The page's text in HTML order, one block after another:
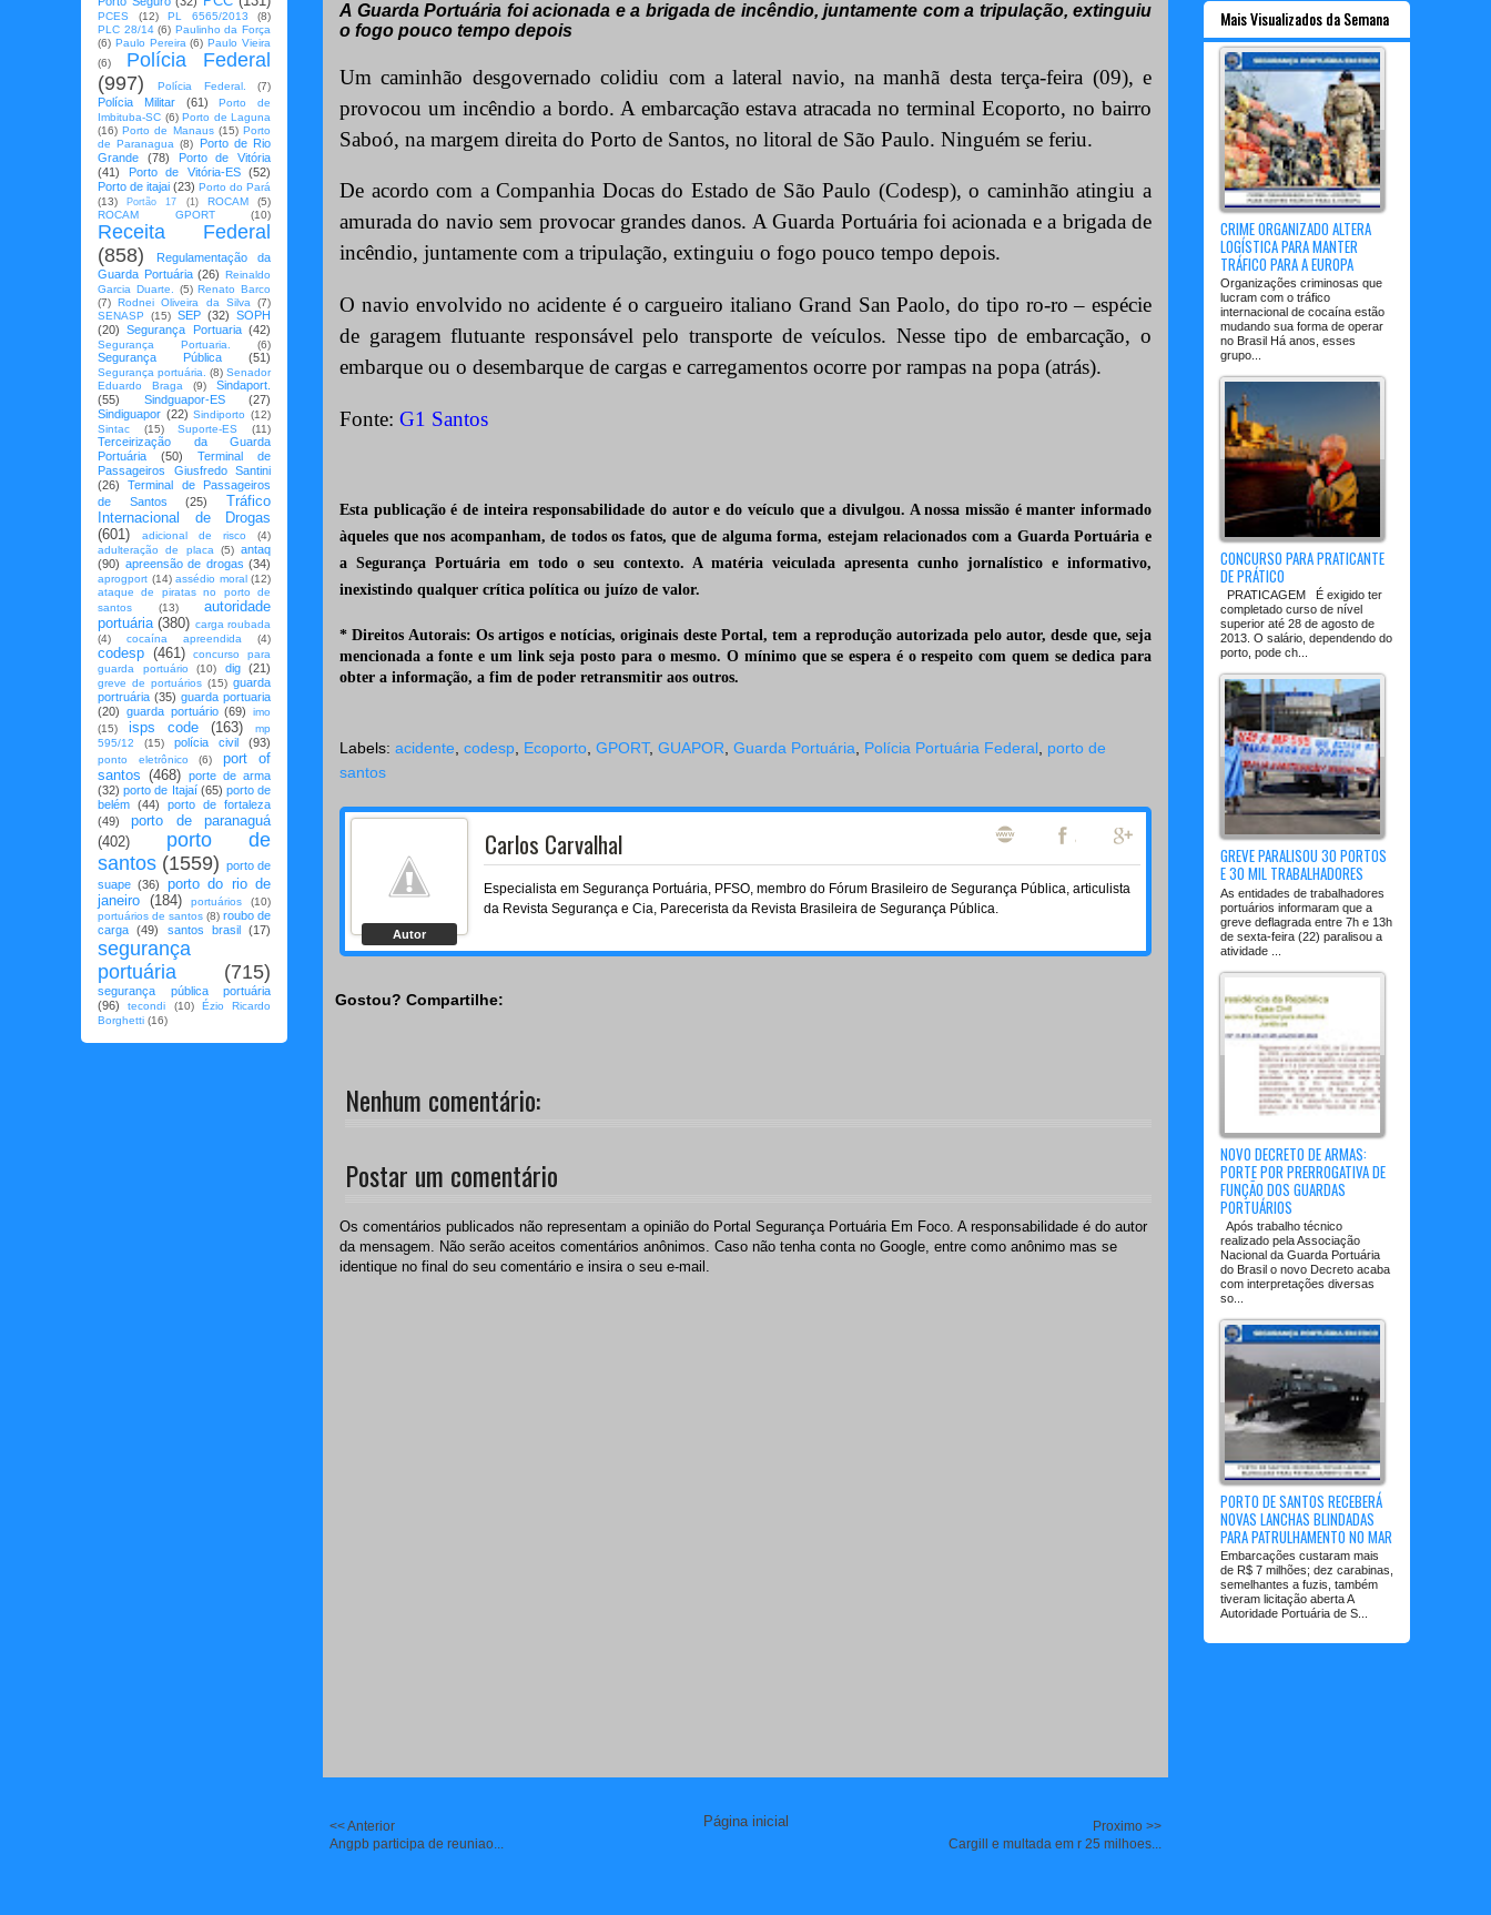
A Guarda Portuária foi acionada e a brigada de incêndio, juntamente com a tripulação, extinguiu
o fogo pouco tempo depois
Um caminhão desgovernado colidiu com a lateral navio, na manhã desta terça-feira (09), e
provocou um incêndio a bordo. A embarcação estava atracada no terminal Ecoporto, no bairro
Saboó, na margem direita do Porto de Santos, no litoral de São Paulo. Ninguém se feriu.
De acordo com a Companhia Docas do Estado de São Paulo (Codesp), o caminhão atingiu a
amurada do navio sem provocar grandes danos. A Guarda Portuária foi acionada e a brigada de
incêndio, juntamente com a tripulação, extinguiu o fogo pouco tempo depois.
O navio envolvido no acidente é o cargueiro italiano Grand San Paolo, do tipo ro-ro – espécie
de garagem flutuante responsável pelo transporte de veículos. Nesse tipo de embarcação, o
embarque ou o desembarque de cargas e carregamentos ocorre por rampas na popa (atrás).
Fonte: G1 Santos
Esta publicação é de inteira responsabilidade do autor e do veículo que a divulgou. A nossa missão é manter informado
àqueles que nos acompanham, de todos os fatos, que de alguma forma, estejam relacionados com a Guarda Portuária e
a Segurança Portuária em todo o seu contexto. A matéria veiculada apresenta cunho jornalístico e informativo,
inexistindo qualquer crítica política ou juízo de valor.
* Direitos Autorais: Os artigos e notícias, originais deste Portal, tem a reprodução autorizada pelo autor, desde que, seja
mencionada a fonte e um link seja posto para o mesmo. O mínimo que se espera é o respeito com quem se dedica para
obter a informação, a fim de poder retransmitir aos outros.
Labels: acidente codesp Ecoporto GPORT, GUAPOR Guarda Portuária Polícia Portuária Federal porto de
santos
Autor
Carlos Carvalhal
Especialista em Segurança Portuária, PFSO, membro do Fórum Brasileiro de Segurança Pública, articulista
da Revista Segurança e Cia, Parecerista da Revista Brasileira de Segurança Pública.
Gostou? Compartilhe:
Nenhum comentário:
Postar um comentário
Os comentários publicados não representam a opinião do Portal Segurança Portuária Em Foco. A responsabilidade é do autor
da mensagem. Não serão aceitos comentários anônimos. Caso não tenha conta no Google, entre como anônimo mas se
identique no final do seu comentário e insira o seu e-mail.
<< Anterior
Angpb participa de reuniao...
Proximo >>
Cargill e multada em r 25 milhoes...
Página inicial
PCES (12) PL 6565/2013
(8)
PLC 28/14 (6) Paulinho da Força
(6) Paulo Pereira (6) Paulo Vieira
(6)
Polícia Federal
(997)
Polícia Federal. (7)
Polícia Militar (61)
Porto de
Imbituba-SC (6) Porto de Laguna
(16) Porto de Manaus (15) Porto
de Paranagua (8)
Porto de Rio
Grande
(78)
Porto de Vitória
(41)
Porto de Vitória-ES
(52)
Porto de itajai (23) Porto do Pará
(13)
Portão 17 (1) ROCAM
(5)
ROCAM GPORT
(10)
Receita Federal
(858)
Regulamentação da
Guarda Portuária (26) Reinaldo
Garcia Duarte.
(5) Renato Barco
(7) Rodnei Oliveira da Silva
(7)
SENASP
(15) SEP (32) SOPH
(20)
Segurança Portuaria (42)
Segurança Portuaria. (6)
Segurança Pública (51)
Segurança portuária. (8) Senador
Eduardo Braga
(9)
Sindaport.
(55)
Sindguapor-ES
(27)
Sindiguapor (22) Sindiporto (12)
Sintac
(15) Suporte-ES (11)
Terceirização da Guarda
Portuária
(50)
Terminal de
Passageiros Giusfredo Santini
(26)
Terminal de Passageiros
de Santos
(25)
Tráfico
Internacional de Drogas
(601)
adicional de risco
(4)
adulteração de placa
(5) antaq
(90) apreensão de drogas (34)
aprogport (14) assédio moral (12)
ataque de piratas no porto de
santos
(13)
autoridade
portuária (380) carga roubada
(4)
cocaína apreendida (4)
codesp (461)
concurso para
guarda portuário
(10) dig (21)
greve de portuários (15) guarda
portruária (35) guarda portuaria
(20) guarda portuário (69)
imo
(15)
isps code (163)
mp
595/12
(15) polícia civil (93)
ponto eletrônico (6)
port of
santos (468) porte de arma
(32) porto de Itajaí (65) porto de
belém (44)
porto de fortaleza
(49)
porto de paranaguá
(402)
porto de
santos (1559) porto de
suape (36)
porto do rio de
janeiro (184) portuários
(10)
portuários de santos (8) roubo de
carga
(49) santos brasil (17)
segurança
portuária
(715)
segurança pública portuária
(96)
tecondi (10)
Ézio Ricardo
Borghetti (16)
Mais Visualizados da Semana
CRIME ORGANIZADO ALTERA
LOGÍSTICA PARA MANTER
TRÁFICO PARA A EUROPA
Organizações criminosas que
lucram com o tráfico
internacional de cocaína estão
mudando sua forma de operar
no Brasil Há anos, esses
grupo...
CONCURSO PARA PRATICANTE
DE PRÁTICO
PRATICAGEM É exigido ter
completado curso de nível
superior até 28 de agosto de
2013. O salário, dependendo do
porto, pode ch...
GREVE PARALISOU 30 PORTOS
E 30 MIL TRABALHADORES
As entidades de trabalhadores
portuários informaram que a
greve deflagrada entre 7h e 13h
de sexta-feira (22) paralisou a
atividade ...
NOVO DECRETO DE ARMAS:
PORTE POR PRERROGATIVA DE
FUNÇÃO DOS GUARDAS
PORTUÁRIOS
Após trabalho técnico
realizado pela Associação
Nacional da Guarda Portuária
do Brasil o novo Decreto acaba
com interpretações diversas
so...
PORTO DE SANTOS RECEBERÁ
NOVAS LANCHAS BLINDADAS
PARA PATRULHAMENTO NO MAR
Embarcações custaram mais
de R$ 7 milhões; dez carabinas,
semelhantes a fuzis, também
tiveram licitação aberta A
Autoridade Portuária de S...